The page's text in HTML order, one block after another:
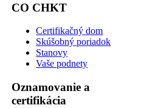
CO CHKT
Certifikačný dom
Skúšobný poriadok
Stanovy
Vaše podnety
Oznamovanie a
certifikácia